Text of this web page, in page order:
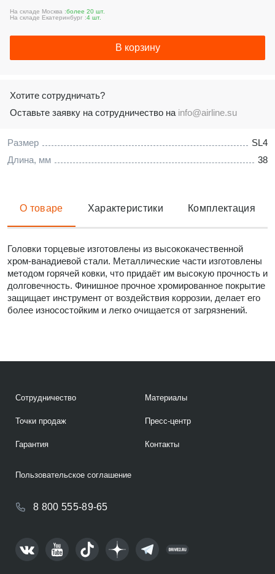
Размер
SL4
Длина, мм
38
На складе Москва :более 20 шт.
На складе Екатеринбург :4 шт.
В корзину
Хотите сотрудничать?
Оставьте заявку на сотрудничество на info@airline.su
О товаре Характеристики Комплектация
Головки торцевые изготовлены из высококачественной
хром-ванадиевой стали. Металлические части изготовлены
методом горячей ковки, что придаёт им высокую прочность и
долговечность. Финишное прочное хромированное покрытие
защищает инструмент от воздействия коррозии, делает его
более износостойким и легко очищается от загрязнений.
Сотрудничество
Точки продаж
Гарантия
Материалы
Пресс-центр
Контакты
8 800 555-89-65
Пользовательское соглашение